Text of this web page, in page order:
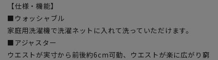
【仕様・機能】
■ウォッシャブル
家庭用洗濯機で洗濯ネットに入れて洗っていただけます。
■アジャスター
ウエストが実寸から前後約6cm可動、ウエストが楽に広がり窮